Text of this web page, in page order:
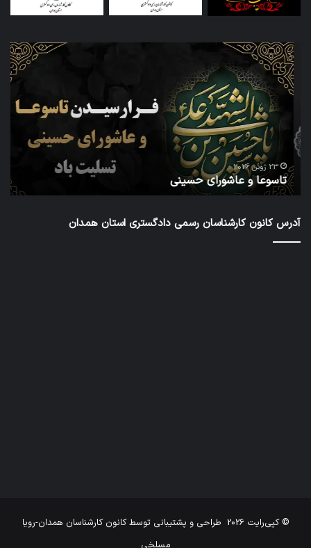
تاسوعا
عاشورای
حسینی
23 ژوئن 2026
تاسوعا و عاشورای حسینی
آدرس کانون کارشناسان رسمی دادگستری استان همدان
© کپی‌رایت 2026 طراحی و پشتیبانی توسطکانون کارشناسان همدان-رویا
مسلخی